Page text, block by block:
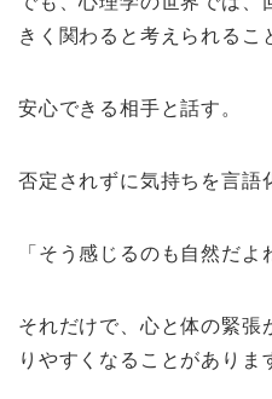
きく関わると考えられるこ
安心できる相手と話す。
否定されずに気持ちを言語
「そう感じるのも自然だよ
それだけで、心と体の緊張
りやすくなることがありま